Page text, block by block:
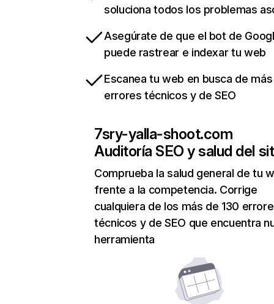
soluciona todos los problemas
Asegúrate de que el bot de
puede rastrear e indexar tu web
Escanea tu web en busca de
errores técnicos y de SEO
7sry-yalla-shoot.com
Auditoría SEO y salud del
Comprueba la salud general de tu
frente a la competencia. Corrige
cualquiera de los más de 130
técnicos y de SEO que encuentra
herramienta